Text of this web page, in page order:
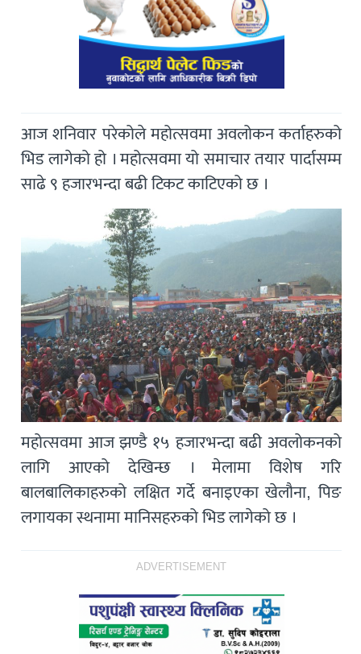
आज शनिवार परेकोले महोत्सवमा अवलोकन कर्ताहरुको
भिड लागेको हो । महोत्सवमा यो समाचार तयार पार्दासम्म
साढे ९ हजारभन्दा बढी टिकट काटिएको छ ।
महोत्सवमा आज झण्डै १५ हजारभन्दा बढी अवलोकनको
लागि आएको देखिन्छ । मेलामा विशेष गरि
बालबालिकाहरुको लक्षित गर्दे बनाइएका खेलौना, पिङ
लगायका स्थनामा मानिसहरुको भिड लागेको छ ।
ADVERTISEMENT